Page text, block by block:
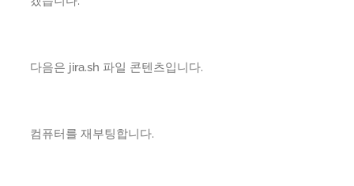
다음은 jira.sh 파일 콘텐츠입니다.
컴퓨터를 재부팅합니다.